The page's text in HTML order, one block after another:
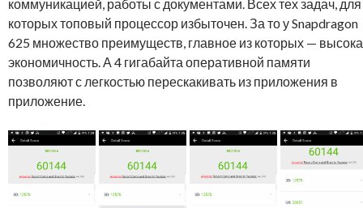
коммуникацией, работы с документами. Всех тех задач, для
которых топовый процессор избыточен. За то у Snapdragon
625 множество преимуществ, главное из которых —
экономичность. А 4 гигабайта оперативной памяти
позволяют с легкостью перескакивать из приложения в
приложение.